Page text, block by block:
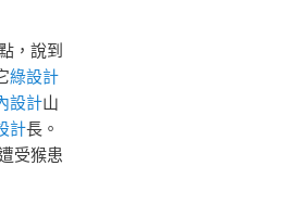
，說到
綠設計
設計山
計長。
受猴患